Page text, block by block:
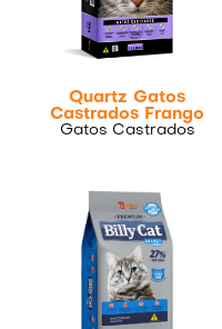
Quartz Gatos
Castrados Frango
Gatos Castrados